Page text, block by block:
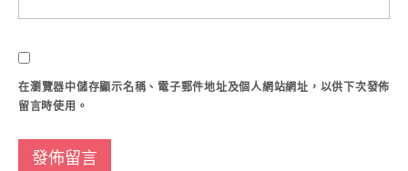
在瀏覽器中儲存顯示名稱、電子郵件地址及個人網站網址，以供下次發佈
留言時使用。